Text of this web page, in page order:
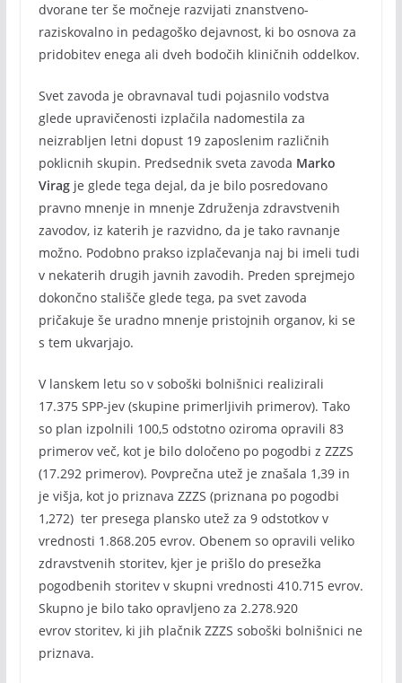
dvorane ter še močneje razvijati znanstveno-
raziskovalno in pedagoško dejavnost, ki bo osnova za
pridobitev enega ali dveh bodočih kliničnih oddelkov.
Svet zavoda je obravnaval tudi pojasnilo vodstva
glede upravičenosti izplačila nadomestila za
neizrabljen letni dopust 19 zaposlenim različnih
poklicnih skupin. Predsednik sveta zavoda Marko
Viragje glede tega dejal, da je bilo posredovano
pravno mnenje in mnenje Združenja zdravstvenih
zavodov, iz katerih je razvidno, da je tako ravnanje
možno. Podobno prakso izplačevanja naj bi imeli tudi
v nekaterih drugih javnih zavodih. Preden sprejmejo
dokončno stališče glede tega, pa svet zavoda
pričakuje še uradno mnenje pristojnih organov, ki se
s tem ukvarjajo.
V lanskem letu so v soboški bolnišnici realizirali
17.375 SPP-jev (skupine primerljivih primerov). Tako
so plan izpolnili 100,5 odstotno oziroma opravili 83
primerov več, kot je bilo določeno po pogodbi z ZZZS
(17.292 primerov). Povprečna utež je znašala 1,39 in
je višja, kot jo priznava ZZZS (priznana po pogodbi
1,272) ter presega plansko utež za 9 odstotkov v
vrednosti 1.868.205 evrov. Obenem so opravili veliko
zdravstvenih storitev, kjer je prišlo do presežka
pogodbenih storitev v skupni vrednosti 410.715 evrov.
Skupno je bilo tako opravljeno za 2.278.920
evrov storitev, ki jih plačnik ZZZS soboški bolnišnici ne
priznava.